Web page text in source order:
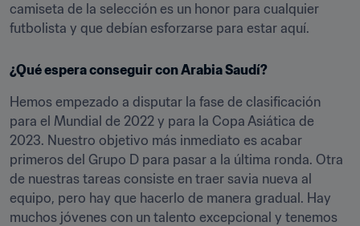
camiseta de la selección es un honor para cualquier
futbolista y que debían esforzarse para estar aquí.
¿Qué espera conseguir con Arabia Saudí?
Hemos empezado a disputar la fase de clasificación
para el Mundial de 2022 y para la Copa Asiática de
2023. Nuestro objetivo más inmediato es acabar
primeros del Grupo D para pasar a la última ronda. Otra
de nuestras tareas consiste en traer savia nueva al
equipo, pero hay que hacerlo de manera gradual. Hay
muchos jóvenes con un talento excepcional y tenemos